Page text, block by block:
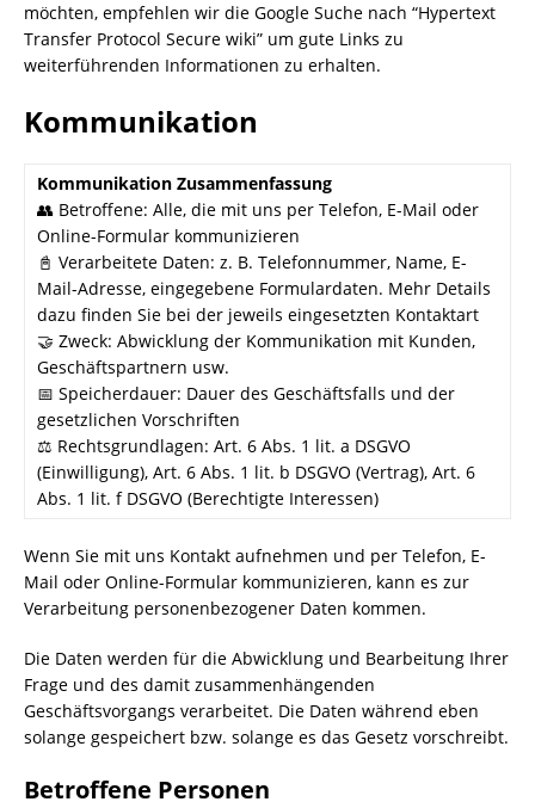
möchten, empfehlen wir die Google Suche nach “Hypertext
Transfer Protocol Secure wiki” um gute Links zu
weiterführenden Informationen zu erhalten.
Kommunikation
Kommunikation Zusammenfassung
👥 Betroffene: Alle, die mit uns per Telefon, E-Mail oder
Online-Formular kommunizieren
📓 Verarbeitete Daten: z. B. Telefonnummer, Name, E-
Mail-Adresse, eingegebene Formulardaten. Mehr Details
dazu finden Sie bei der jeweils eingesetzten Kontaktart
🤝 Zweck: Abwicklung der Kommunikation mit Kunden,
Geschäftspartnern usw.
📅 Speicherdauer: Dauer des Geschäftsfalls und der
gesetzlichen Vorschriften
⚖️ Rechtsgrundlagen: Art. 6 Abs. 1 lit. a DSGVO
(Einwilligung), Art. 6 Abs. 1 lit. b DSGVO (Vertrag), Art. 6
Abs. 1 lit. f DSGVO (Berechtigte Interessen)
Wenn Sie mit uns Kontakt aufnehmen und per Telefon, E-
Mail oder Online-Formular kommunizieren, kann es zur
Verarbeitung personenbezogener Daten kommen.
Die Daten werden für die Abwicklung und Bearbeitung Ihrer
Frage und des damit zusammenhängenden
Geschäftsvorgangs verarbeitet. Die Daten während eben
solange gespeichert bzw. solange es das Gesetz vorschreibt.
Betroffene Personen